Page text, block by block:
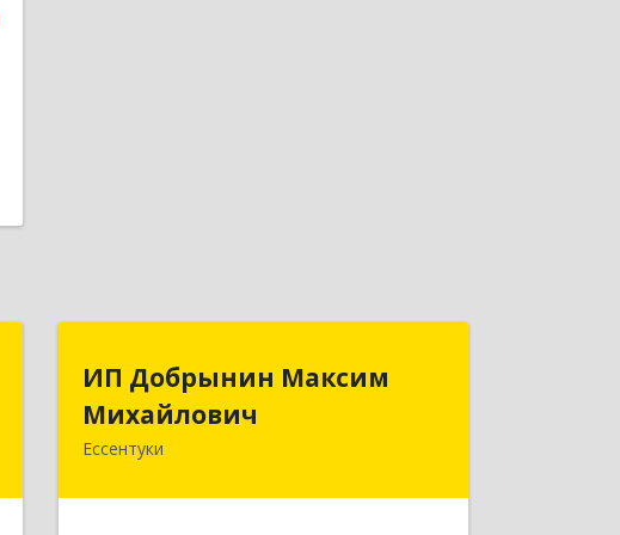
ИП Добрынин Максим
Михайлович
Ессентуки
ИП Добрынин Максим
Михайлович
357601, Ставропольский край,